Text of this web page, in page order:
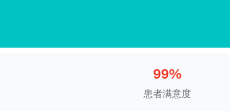
99%
患者满意度